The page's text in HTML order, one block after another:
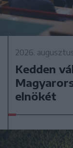
2026.
Kedden
elnökét